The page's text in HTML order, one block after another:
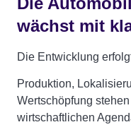
wächst mit
Die Entwicklung
Produktion,
Wertschöpfung
wirtschaftlichen